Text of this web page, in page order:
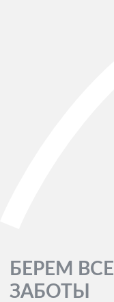
БЕРЕМ ВСЕ
ЗАБОТЫ